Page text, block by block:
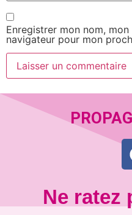
Enregistrer mon nom,
navigateur pour mon
Ne ratez